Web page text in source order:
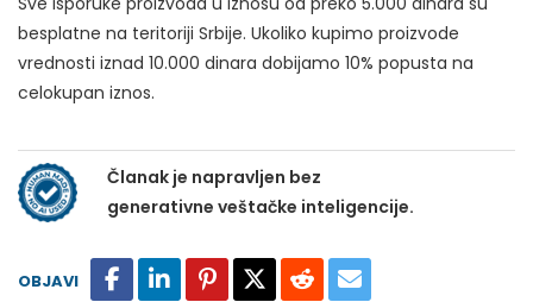
besplatne na teritoriji Srbije. Ukoliko kupimo proizvode
vrednosti iznad 10.000 dinara dobijamo 10% popusta na
celokupan iznos.
Članak je napravljen bez
generativne veštačke inteligencije.
OBJAVI